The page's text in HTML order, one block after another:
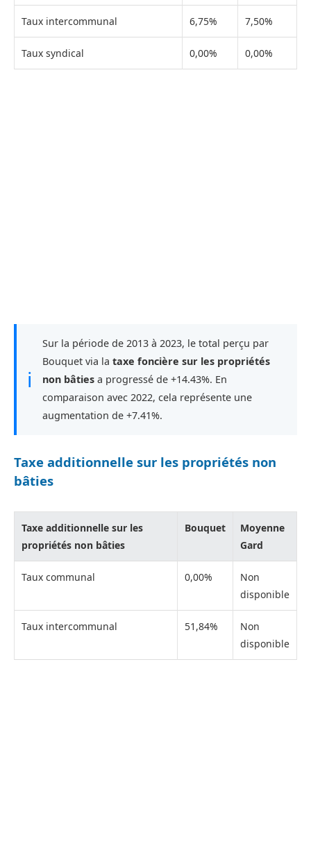
Taux intercommunal 6,75% 7,50%
Taux syndical 0,00% 0,00%
ℹ
Sur la période de 2013 à 2023, le total perçu par
Bouquet via la taxe foncière sur les propriétés
non bâties a progressé de +14.43%. En
comparaison avec 2022, cela représente une
augmentation de +7.41%.
Taxe additionnelle sur les propriétés non
bâties
Taxe additionnelle sur les
propriétés non bâties
Bouquet
Moyenne
Gard
Taux communal 0,00%
Non
disponible
Taux intercommunal 51,84%
Non
disponible